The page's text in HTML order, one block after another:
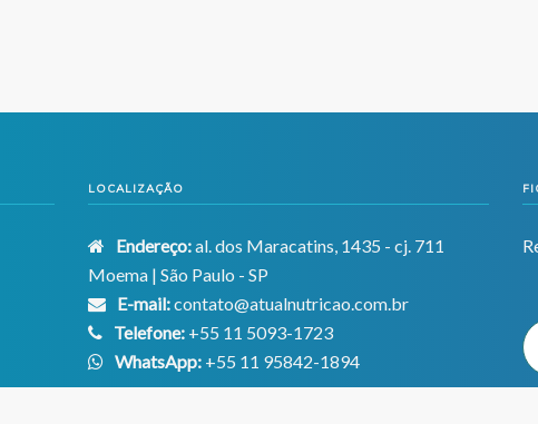
LOCALIZAÇÃO
Endereço:al. dos Maracatins, 1435 - cj. 711
Moema | São Paulo - SP
E-mail:contato@atualnutricao.com.br
Telefone: +55 11 5093-1723
WhatsApp: +55 11 95842-1894